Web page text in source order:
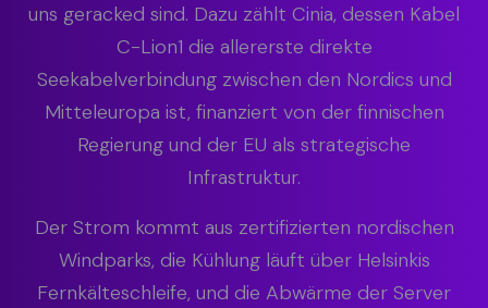
uns geracked sind. Dazu zählt Cinia, dessen Kabel
C-Lion1 die allererste direkte
Seekabelverbindung zwischen den Nordics und
Mitteleuropa ist, finanziert von der finnischen
Regierung und der EU als strategische
Infrastruktur.
Der Strom kommt aus zertifizierten nordischen
Windparks, die Kühlung läuft über Helsinkis
Fernkälteschleife, und die Abwärme der Server